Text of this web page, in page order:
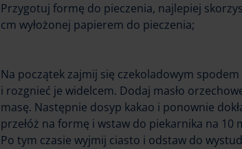
Przygotuj formę do pieczenia, najlepiej
cm wyłożonej papierem do pieczenia;
Na początek zajmij się czekoladowym
i rozgnieć je widelcem. Dodaj masło
masę. Następnie dosyp kakao i ponownie
przełóż na formę i wstaw do piekarnika na 10
Po tym czasie wyjmij ciasto i odstaw do